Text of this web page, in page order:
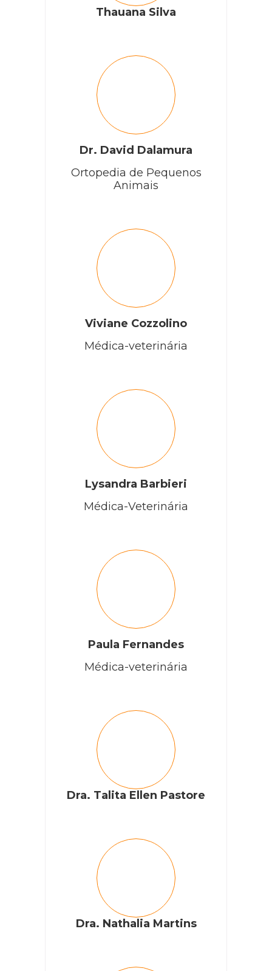
Thauana Silva
Dr. David Dalamura
Ortopedia de Pequenos
Animais
Viviane Cozzolino
Médica-veterinária
Lysandra Barbieri
Médica-Veterinária
Paula Fernandes
Médica-veterinária
Dra. Talita Ellen Pastore
Dra. Nathalia Martins